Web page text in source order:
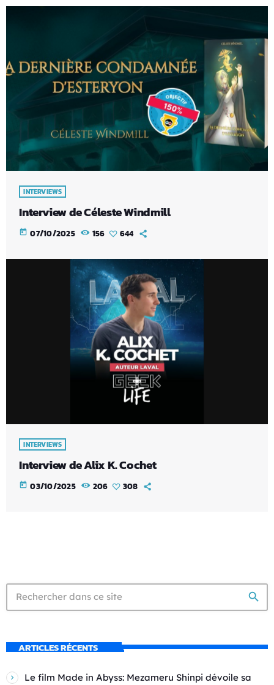
INTERVIEWS
Interview de Céleste Windmill
today 07/10/2025 156 644
INTERVIEWS
Interview de Alix K. Cochet
today 03/10/2025 206 308
search
ARTICLES RÉCENTS
Le film Made in Abyss: Mezameru Shinpi dévoile sa